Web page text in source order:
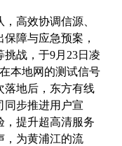
高效协调信源、
障与应急预案，
战，于9月23日凌
本地网的测试信号
落地后，东方有线
同步推进用户宣
，提升超高清服务
，为黄浦江的流